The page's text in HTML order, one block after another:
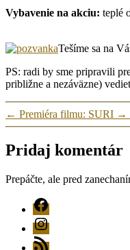
Vybavenie na akciu: teplé
Tešíme sa na
PS: radi by sme pripravili
približne a nezáväzne)
← Premiéra filmu: SURI →
Pridaj komentár
Prepáčte, ale pred
FB
Instagram
RSS